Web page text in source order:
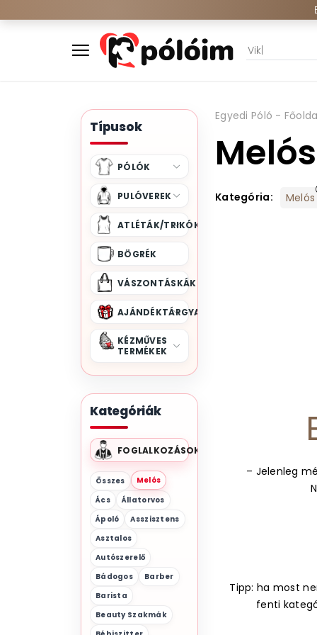
Típusok
PÓLÓK
PULÓVEREK
ATLÉTÁK/TRIKÓK
BÖGRÉK
VÁSZONTÁSKÁK
AJÁNDÉKTÁRGYAK
KÉZMŰVES
TERMÉKEK
Kategóriák
FOGLALKOZÁSOK
Összes
Melós
Ács
Állatorvos
Ápoló
Asszisztens
Asztalos
Autószerelő
Bádogos
Barber
Barista
Beauty Szakmák
Egyedi Póló -
Melós
Kategória: Melós
– Jelenleg
Tipp: ha most
fenti